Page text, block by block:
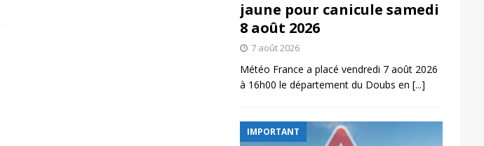
jaune pour canicule samedi
8 août 2026
7 août 2026
Météo France a placé vendredi 7 août 2026
à 16h00 le département du Doubs en [...]
IMPORTANT